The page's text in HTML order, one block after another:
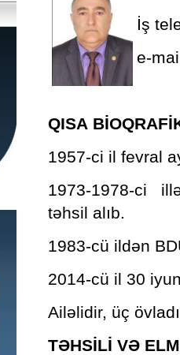
İş
e-
QISA
1957-ci il fevral
1973-1978-ci
təhsil alıb.
1983-cü ildən
2014-cü il 30
Ailəlidir, üç
TƏHSİLİ VƏ